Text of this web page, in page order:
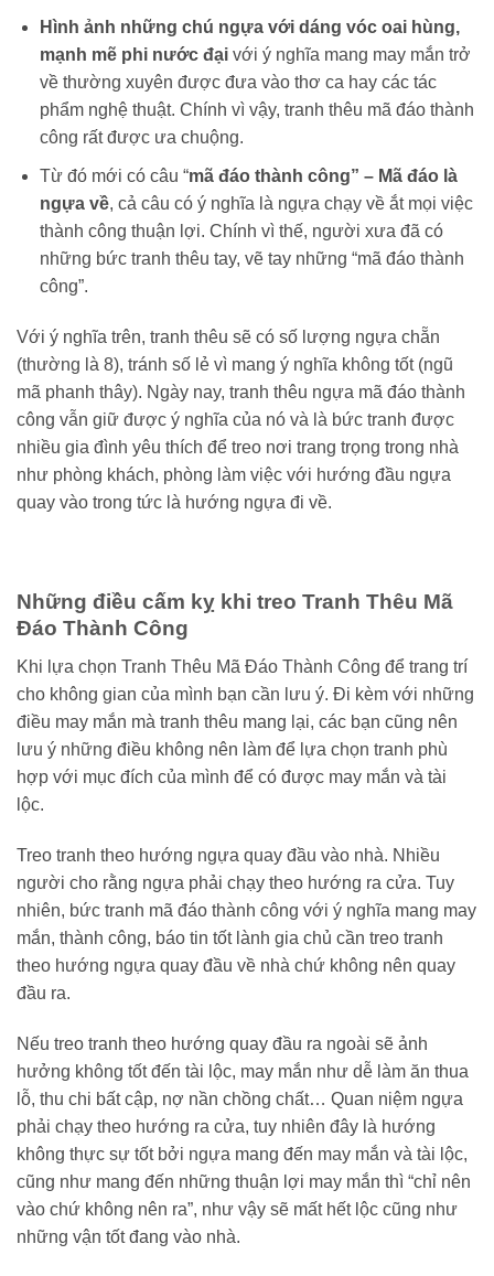
Hình ảnh những chú ngựa với dáng vóc oai hùng,
mạnh mẽ phi nước đạivới ý nghĩa mang may mắn trở
về thường xuyên được đưa vào thơ ca hay các tác
phẩm nghệ thuật. Chính vì vậy, tranh thêu mã đáo thành
công rất được ưa chuộng.
Từ đó mới có câu “mã đáo thành công” – Mã đáo là
ngựa về, cả câu có ý nghĩa là ngựa chạy về ắt mọi việc
thành công thuận lợi. Chính vì thế, người xưa đã có
những bức tranh thêu tay, vẽ tay những “mã đáo thành
công”.
Với ý nghĩa trên, tranh thêu sẽ có số lượng ngựa chẵn
(thường là 8), tránh số lẻ vì mang ý nghĩa không tốt (ngũ
mã phanh thây). Ngày nay, tranh thêu ngựa mã đáo thành
công vẫn giữ được ý nghĩa của nó và là bức tranh được
nhiều gia đình yêu thích để treo nơi trang trọng trong nhà
như phòng khách, phòng làm việc với hướng đầu ngựa
quay vào trong tức là hướng ngựa đi về.
Những điều cấm kỵ khi treo Tranh Thêu Mã
Đáo Thành Công
Khi lựa chọn Tranh Thêu Mã Đáo Thành Công để trang trí
cho không gian của mình bạn cần lưu ý. Đi kèm với những
điều may mắn mà tranh thêu mang lại, các bạn cũng nên
lưu ý những điều không nên làm để lựa chọn tranh phù
hợp với mục đích của mình để có được may mắn và tài
lộc.
Treo tranh theo hướng ngựa quay đầu vào nhà. Nhiều
người cho rằng ngựa phải chạy theo hướng ra cửa. Tuy
nhiên, bức tranh mã đáo thành công với ý nghĩa mang may
mắn, thành công, báo tin tốt lành gia chủ cần treo tranh
theo hướng ngựa quay đầu về nhà chứ không nên quay
đầu ra.
Nếu treo tranh theo hướng quay đầu ra ngoài sẽ ảnh
hưởng không tốt đến tài lộc, may mắn như dễ làm ăn thua
lỗ, thu chi bất cập, nợ nần chồng chất… Quan niệm ngựa
phải chạy theo hướng ra cửa, tuy nhiên đây là hướng
không thực sự tốt bởi ngựa mang đến may mắn và tài lộc,
cũng như mang đến những thuận lợi may mắn thì “chỉ nên
vào chứ không nên ra”, như vậy sẽ mất hết lộc cũng như
những vận tốt đang vào nhà.